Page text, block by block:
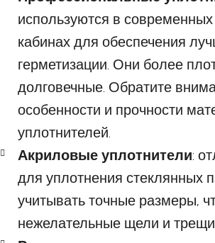
используются в
кабинах для обеспечения
герметизации. Они более
долговечные. Обратите
особенности и прочности
уплотнителей.
Акриловые уплотнители:
для уплотнения стеклянных
учитывать точные размеры,
нежелательные щели и